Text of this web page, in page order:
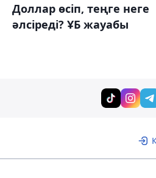
Доллар өсіп, теңге неге
әлсіреді? ҰБ жауабы